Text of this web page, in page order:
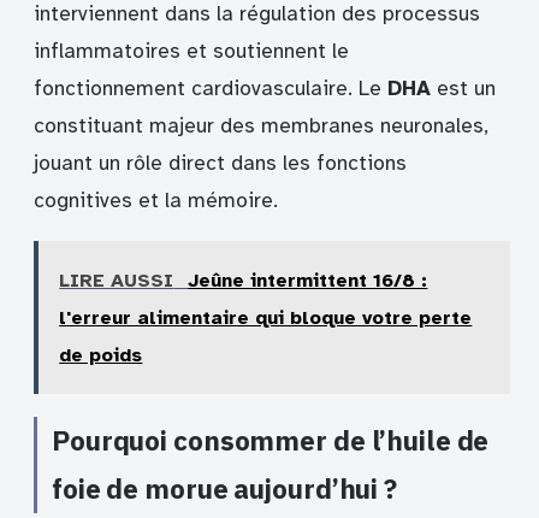
interviennent dans la régulation des processus
inflammatoires et soutiennent le
fonctionnement cardiovasculaire. Le DHA est un
constituant majeur des membranes neuronales,
jouant un rôle direct dans les fonctions
cognitives et la mémoire.
LIRE AUSSI
Jeûne intermittent 16/8 :
l'erreur alimentaire qui bloque votre perte
de poids
Pourquoi consommer de l’huile de
foie de morue aujourd’hui ?